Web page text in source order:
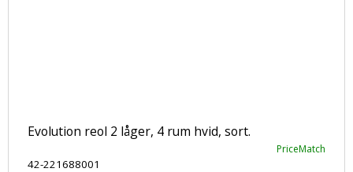
Evolution reol 2 låger, 4 rum hvid, sort.
PriceMatch
42-221688001